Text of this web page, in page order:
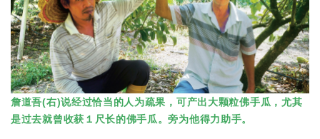
詹道吾(右)说经过恰当的人为疏果，可产出大颗粒佛手瓜，尤其
是过去就曾收获１尺长的佛手瓜。旁为他得力助手。